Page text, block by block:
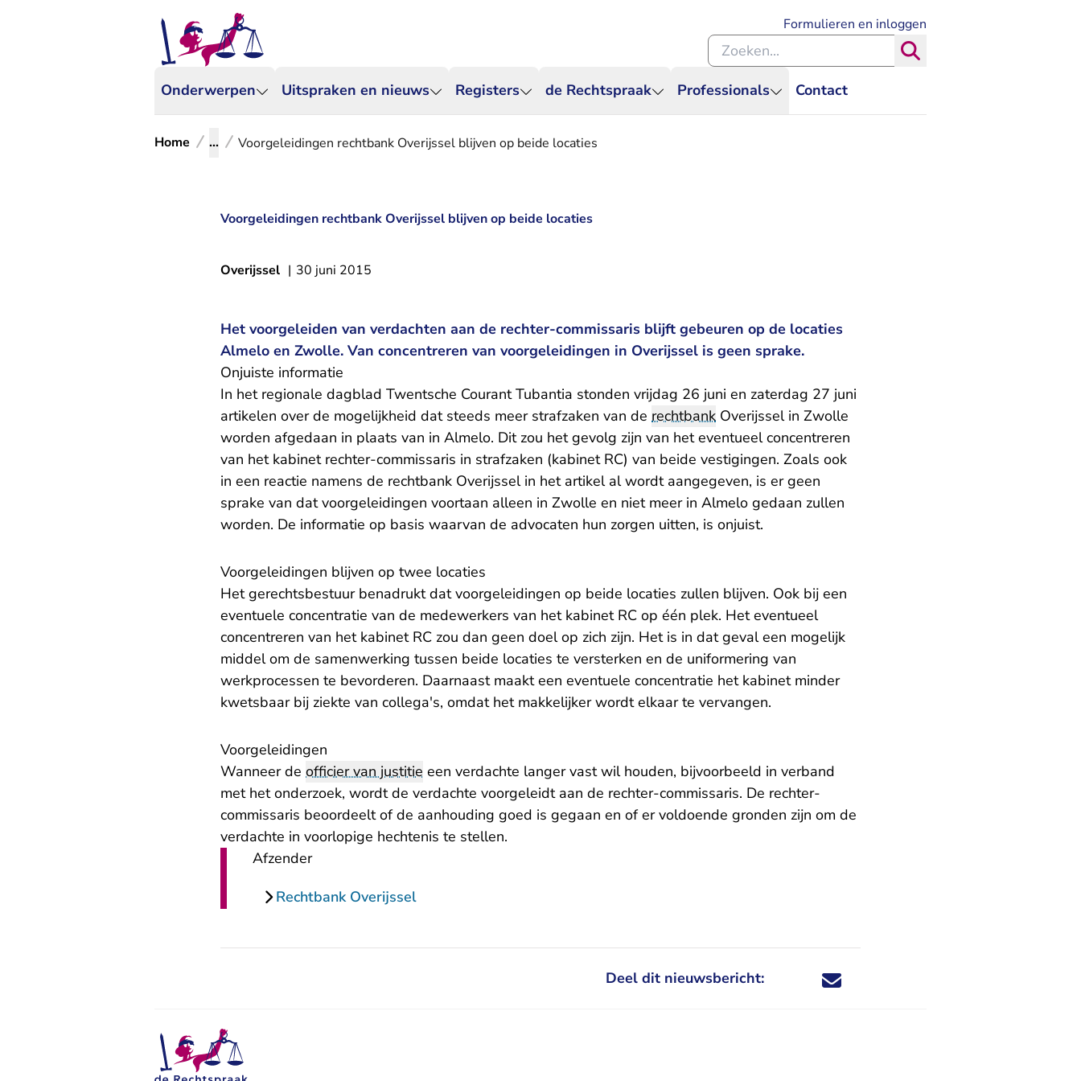
Onderwerpen Uitspraken en nieuws Registers de Rechtspraak Professionals Contact
Formulieren en inloggen
Zoeken binnen de Rechtspraak
Home ... Voorgeleidingen rechtbank Overijssel blijven op beide locaties
Voorgeleidingen rechtbank Overijssel blijven op beide locaties
Overijssel | 30 juni 2015
Het voorgeleiden van verdachten aan de rechter-commissaris blijft gebeuren op de locaties
Almelo en Zwolle. Van concentreren van voorgeleidingen in Overijssel is geen sprake.
Onjuiste informatie
In het regionale dagblad Twentsche Courant Tubantia stonden vrijdag 26 juni en zaterdag 27 juni
artikelen over de mogelijkheid dat steeds meer strafzaken van de rechtbank Overijssel in Zwolle
worden afgedaan in plaats van in Almelo. Dit zou het gevolg zijn van het eventueel concentreren
van het kabinet rechter-commissaris in strafzaken (kabinet RC) van beide vestigingen. Zoals ook
in een reactie namens de rechtbank Overijssel in het artikel al wordt aangegeven, is er geen
sprake van dat voorgeleidingen voortaan alleen in Zwolle en niet meer in Almelo gedaan zullen
worden. De informatie op basis waarvan de advocaten hun zorgen uitten, is onjuist.
Voorgeleidingen blijven op twee locaties
Het gerechtsbestuur benadrukt dat voorgeleidingen op beide locaties zullen blijven. Ook bij een
eventuele concentratie van de medewerkers van het kabinet RC op één plek. Het eventueel
concentreren van het kabinet RC zou dan geen doel op zich zijn. Het is in dat geval een mogelijk
middel om de samenwerking tussen beide locaties te versterken en de uniformering van
werkprocessen te bevorderen. Daarnaast maakt een eventuele concentratie het kabinet minder
kwetsbaar bij ziekte van collega's, omdat het makkelijker wordt elkaar te vervangen.
Voorgeleidingen
Wanneer de officier van justitie een verdachte langer vast wil houden, bijvoorbeeld in verband
met het onderzoek, wordt de verdachte voorgeleidt aan de rechter-commissaris. De rechter-
commissaris beoordeelt of de aanhouding goed is gegaan en of er voldoende gronden zijn om de
verdachte in voorlopige hechtenis te stellen.
Afzender
Rechtbank Overijssel
Deel dit nieuwsbericht: Deel dit nieuwsbericht via X - U verlaat
Deel dit nieuwsbericht via Facebook - U
Deel dit nieuwsbericht via e-mail
Deel dit nieuwsbericht via LinkedIn - U